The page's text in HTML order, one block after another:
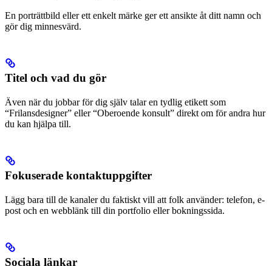
En porträttbild eller ett enkelt märke ger ett ansikte åt ditt namn och
gör dig minnesvärd.
Titel och vad du gör
Även när du jobbar för dig själv talar en tydlig etikett som
“Frilansdesigner” eller “Oberoende konsult” direkt om för andra hur
du kan hjälpa till.
Fokuserade kontaktuppgifter
Lägg bara till de kanaler du faktiskt vill att folk använder: telefon, e-
post och en webblänk till din portfolio eller bokningssida.
Sociala länkar